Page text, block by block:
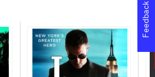
Feedback